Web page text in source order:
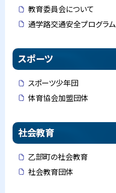
教育委員会について
通学路交通安全プログラム
スポーツ
スポーツ少年団
体育協会加盟団体
社会教育
乙部町の社会教育
社会教育団体